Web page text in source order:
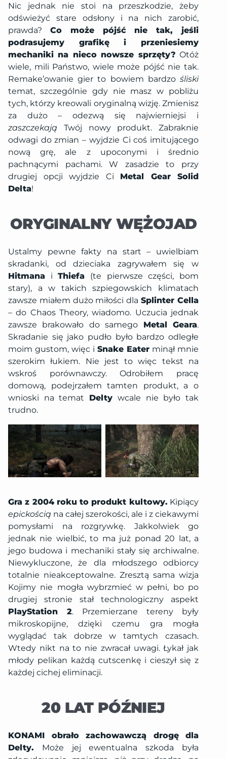
Nic jednak nie stoi na przeszkodzie, żeby
odświeżyć stare odsłony i na nich zarobić,
prawda? Co może pójść nie tak, jeśli
podrasujemy grafikę i przeniesiemy
mechaniki na nieco nowsze sprzęty? Otóż
wiele, mili Państwo, wiele może pójść nie tak.
Remake’owanie gier to bowiem bardzo śliski
temat, szczególnie gdy nie masz w pobliżu
tych, którzy kreowali oryginalną wizję. Zmienisz
za dużo – odezwą się najwierniejsi i
zaszczekają Twój nowy produkt. Zabraknie
odwagi do zmian – wyjdzie Ci coś imitującego
nową grę, ale z upoconymi i średnio
pachnącymi pachami. W zasadzie to przy
drugiej opcji wyjdzie Ci Metal Gear Solid
Delta!
ORYGINALNY WĘŻOJAD
Ustalmy pewne fakty na start – uwielbiam
skradanki, od dzieciaka zagrywałem się w
Hitmana iThiefa (te pierwsze części, bom
stary), a w takich szpiegowskich klimatach
zawsze miałem dużo miłości dlaSplinter Cella
– do Chaos Theory, wiadomo. Uczucia jednak
zawsze brakowało do samego Metal Geara.
Skradanie się jako pudło było bardzo odległe
moim gustom, więc i Snake Eater minął mnie
szerokim łukiem. Nie jest to więc tekst na
wskroś porównawczy. Odrobiłem pracę
domową, podejrzałem tamten produkt, a o
wnioski na temat Delty wcale nie było tak
trudno.
Gra z 2004 roku to produkt kultowy. Kipiący
epickością na całej szerokości, ale i z ciekawymi
pomysłami na rozgrywkę. Jakkolwiek go
jednak nie wielbić, to ma już ponad 20 lat, a
jego budowa i mechaniki stały się archiwalne.
Niewykluczone, że dla młodszego odbiorcy
totalnie nieakceptowalne. Zresztą sama wizja
Kojimy nie mogła wybrzmieć w pełni, bo po
drugiej stronie stał technologiczny aspekt
PlayStation 2. Przemierzane tereny były
mikroskopijne, dzięki czemu gra mogła
wyglądać tak dobrze w tamtych czasach.
Wtedy nikt na to nie zwracał uwagi. Łykał jak
młody pelikan każdą cutscenkę i cieszył się z
każdej cichej eliminacji.
20 LAT PÓŹNIEJ
KONAMI obrało zachowawczą drogę dla
Delty. Może jej ewentualna szkoda była